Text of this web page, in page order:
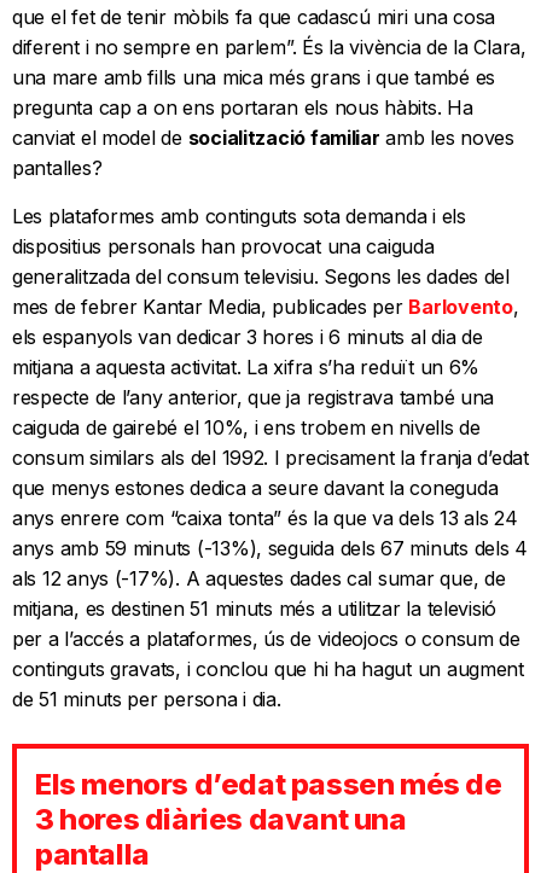
que el fet de tenir mòbils fa que cadascú miri una cosa
diferent i no sempre en parlem”. És la vivència de la Clara,
una mare amb fills una mica més grans i que també es
pregunta cap a on ens portaran els nous hàbits. Ha
canviat el model de socialització familiar amb les noves
pantalles?
Les plataformes amb continguts sota demanda i els
dispositius personals han provocat una caiguda
generalitzada del consum televisiu. Segons les dades del
mes de febrer Kantar Media, publicades per Barlovento,
els espanyols van dedicar 3 hores i 6 minuts al dia de
mitjana a aquesta activitat. La xifra s’ha reduït un 6%
respecte de l’any anterior, que ja registrava també una
caiguda de gairebé el 10%, i ens trobem en nivells de
consum similars als del 1992. I precisament la franja d’edat
que menys estones dedica a seure davant la coneguda
anys enrere com “caixa tonta” és la que va dels 13 als 24
anys amb 59 minuts (-13%), seguida dels 67 minuts dels 4
als 12 anys (-17%). A aquestes dades cal sumar que, de
mitjana, es destinen 51 minuts més a utilitzar la televisió
per a l’accés a plataformes, ús de videojocs o consum de
continguts gravats, i conclou que hi ha hagut un augment
de 51 minuts per persona i dia.
Els menors d’edat passen més de
3 hores diàries davant una
pantalla